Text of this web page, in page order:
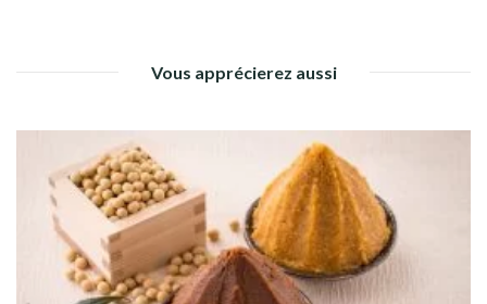
Vous apprécierez aussi